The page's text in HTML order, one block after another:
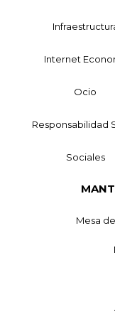
Internet
Ocio
Responsabilidad
Sociales
Mesa